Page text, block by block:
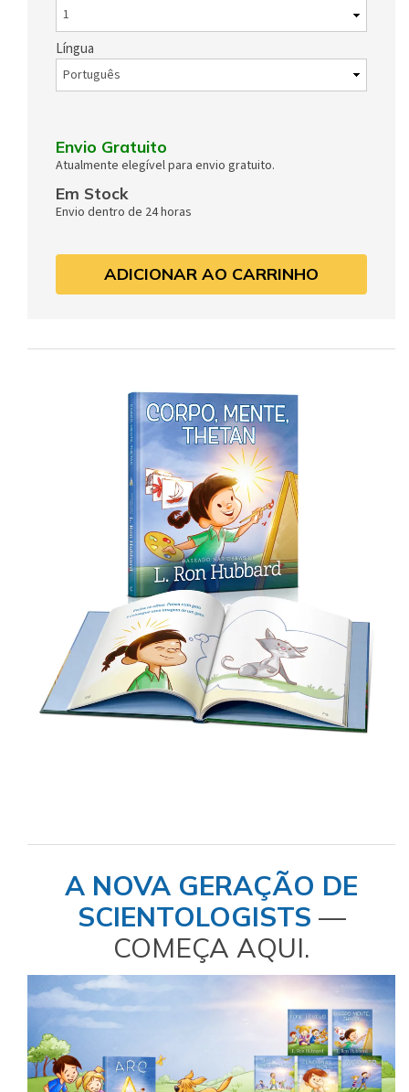
Língua
Envio Gratuito
Atualmente elegível para envio gratuito.
Em Stock
Envio dentro de 24 horas
ADICIONAR AO CARRINHO
A NOVA GERAÇÃO DE
SCIENTOLOGISTS —
COMEÇA AQUI.